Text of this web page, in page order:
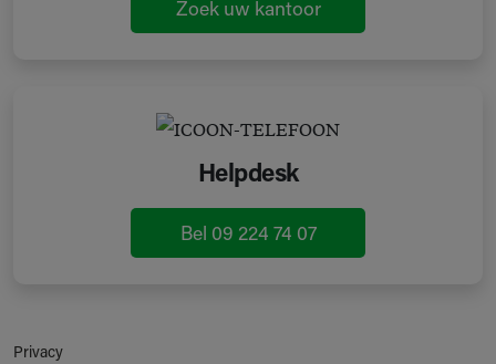
Zoek uw kantoor
Helpdesk
Bel 09 224 74 07
Privacy